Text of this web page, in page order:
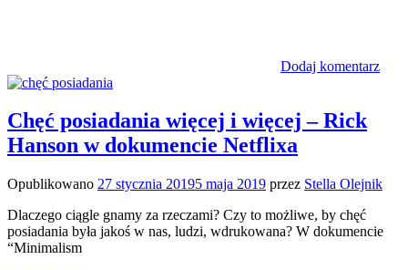
Dodaj komentarz
Chęć posiadania więcej i więcej – Rick
Hanson w dokumencie Netflixa
Opublikowano 27 stycznia 20195 maja 2019 przez Stella Olejnik
Dlaczego ciągle gnamy za rzeczami? Czy to możliwe, by chęć
posiadania była jakoś w nas, ludzi, wdrukowana? W dokumencie
“Minimalism